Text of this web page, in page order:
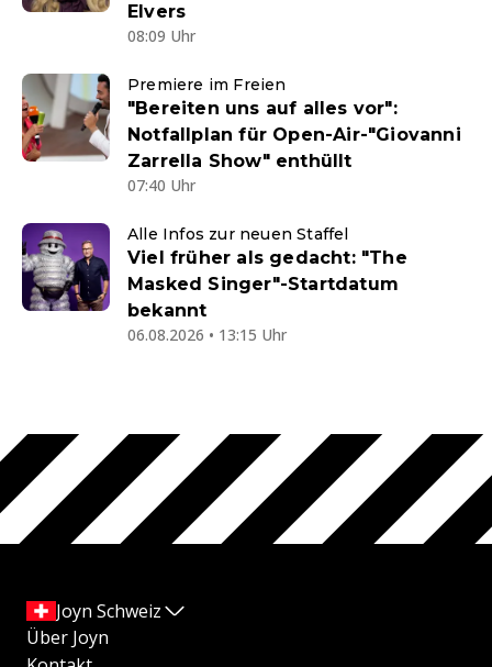
Elvers
08:09 Uhr
Premiere im Freien
"Bereiten uns auf alles vor":
Notfallplan für Open-Air-"Giovanni
Zarrella Show" enthüllt
07:40 Uhr
Alle Infos zur neuen Staffel
Viel früher als gedacht: "The
Masked Singer"-Startdatum
bekannt
06.08.2026 • 13:15 Uhr
Joyn Schweiz
Über Joyn